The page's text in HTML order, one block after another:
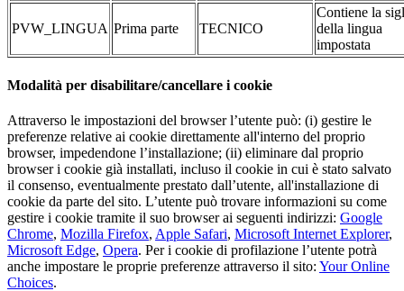
PVW_LINGUA Prima parte TECNICO
Contiene la
della lingua
impostata
Modalità per disabilitare/cancellare i cookie
Attraverso le impostazioni del browser l’utente può: (i) gestire le
preferenze relative ai cookie direttamente all'interno del proprio
browser, impedendone l’installazione; (ii) eliminare dal proprio
browser i cookie già installati, incluso il cookie in cui è stato salvato
il consenso, eventualmente prestato dall’utente, all'installazione di
cookie da parte del sito. L’utente può trovare informazioni su come
gestire i cookie tramite il suo browser ai seguenti indirizzi: Google
Chrome, Mozilla Firefox, Apple Safari, Microsoft Internet Explorer,
Microsoft Edge, Opera. Per i cookie di profilazione l’utente potrà
anche impostare le proprie preferenze attraverso il sito: Your Online
Choices.